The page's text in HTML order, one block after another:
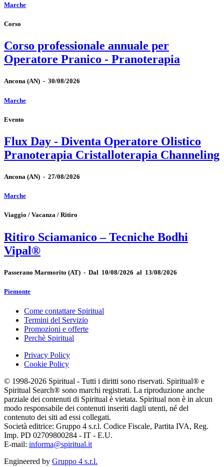
Marche
Corso
Corso professionale annuale per
Operatore Pranico - Pranoterapia
Ancona (AN) - 30/08/2026
Marche
Evento
Flux Day - Diventa Operatore Olistico
Pranoterapia Cristalloterapia Channeling
Ancona (AN) - 27/08/2026
Marche
Viaggio / Vacanza / Ritiro
Ritiro Sciamanico – Tecniche Bodhi
Vipal®
Passerano Marmorito (AT) - Dal 10/08/2026 al 13/08/2026
Piemonte
Come contattare Spiritual
Termini del Servizio
Promozioni e offerte
Perchè Spiritual
Privacy Policy
Cookie Policy
© 1998-2026 Spiritual - Tutti i diritti sono riservati. Spiritual® e
Spiritual Search® sono marchi registrati. La riproduzione anche
parziale dei contenuti di Spiritual è vietata. Spiritual non è in alcun
modo responsabile dei contenuti inseriti dagli utenti, né del
contenuto dei siti ad essi collegati.
Società editrice: Gruppo 4 s.r.l. Codice Fiscale, Partita IVA, Reg.
Imp. PD 02709800284 - IT - E.U.
E-mail: informa@spiritual.it
Engineered by Gruppo 4 s.r.l.